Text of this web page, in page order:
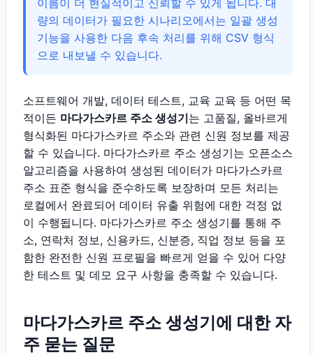
이름이 더 현실적이고 신뢰할 수 있게 됩니다. 대
량의 데이터가 필요한 시나리오에서는 일괄 생성
기능을 사용한 다음 후속 처리를 위해 CSV 형식
으로 내보낼 수 있습니다.
소프트웨어 개발, 데이터 테스트, 교육 교육 등 어떤 목
적이든 마다가스카르 주소 생성기는 고품질, 올바르게
형식화된 마다가스카르 주소와 관련 신원 정보를 제공
할 수 있습니다. 마다가스카르 주소 생성기는 오픈소스
알고리즘을 사용하여 생성된 데이터가 마다가스카르
주소 표준 형식을 준수하도록 보장하며 모든 처리는
로컬에서 완료되어 데이터 유출 위험에 대한 걱정 없
이 수행됩니다. 마다가스카르 주소 생성기를 통해 주
소, 연락처 정보, 신용카드, 신분증, 직업 정보 등을 포
함한 완전한 신원 프로필을 빠르게 얻을 수 있어 다양
한 테스트 및 데모 요구 사항을 충족할 수 있습니다.
마다가스카르 주소 생성기에 대한 자
주 묻는 질문